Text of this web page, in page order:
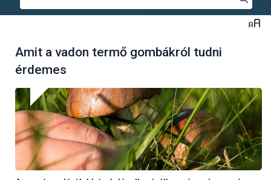
Amit a vadon termő gombákról tudni
érdemes